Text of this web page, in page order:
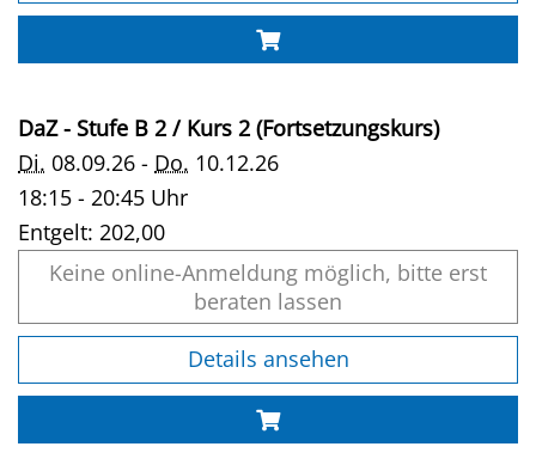
DaZ - Stufe B 2 / Kurs 2 (Fortsetzungskurs)
Di. 08.09.26 - Do. 10.12.26
18:15 - 20:45 Uhr
Entgelt: 202,00
Keine online-Anmeldung möglich, bitte erst
beraten lassen
Details ansehen